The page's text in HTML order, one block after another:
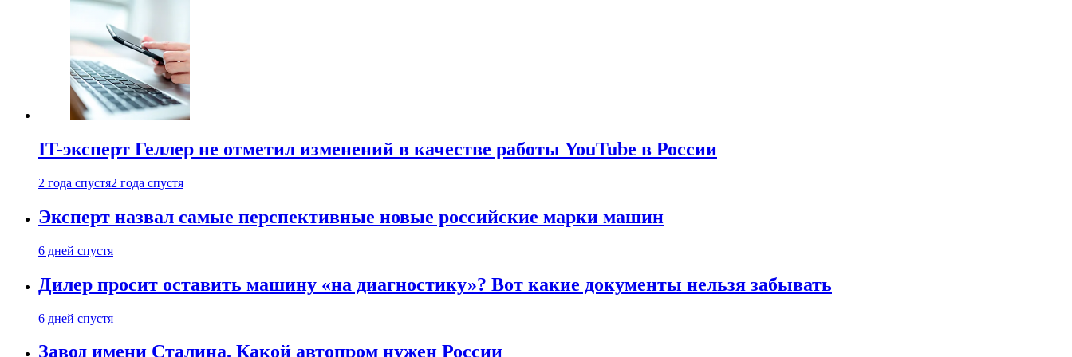
IT-эксперт Геллер не отметил изменений в качестве работы YouTube в России
2 года спустя2 года спустя
Эксперт назвал самые перспективные новые российские марки машин
6 дней спустя
Дилер просит оставить машину «на диагностику»? Вот какие документы нельзя забывать
6 дней спустя
Завод имени Сталина. Какой автопром нужен России